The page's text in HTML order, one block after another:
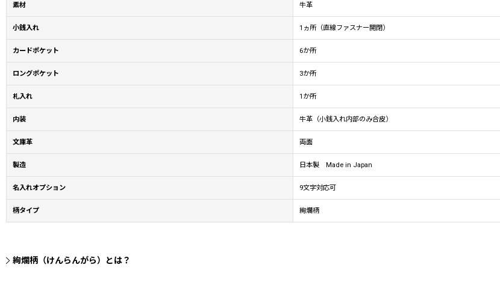
素材 牛革
小銭入れ 1ヵ所（直線ファスナー開閉）
カードポケット 6か所
ロングポケット 3か所
札入れ 1か所
内装 牛革（小銭入れ内部のみ合皮）
文庫革 両面
製造 日本製 Made in Japan
名入れオプション 9文字対応可
柄タイプ 絢爛柄
絢爛柄（けんらんがら）とは？